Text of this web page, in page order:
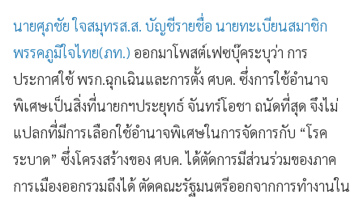
นายศุภชัย ใจสมุทรส.ส. บัญชีรายชื่อ นายทะเบียนสมาชิก
พรรคภูมิใจไทย(ภท.) ออกมาโพสต์เฟซบุ๊คระบุว่า การ
ประกาศใช้พรก.ฉุกเฉินและการตั้ง ศบค. ซึ่งการใช้อํานาจ
พิเศษเป็นสิ่งที่นายกฯประยุทธ์ จันทร์โอชา ถนัดที่สุด จึงไม่
แปลกที่มีการเลือกใช้อํานาจพิเศษในการจัดการกับ “โรค
ระบาด” ซึ่งโครงสร้างของ ศบค.ได้ตัดการมีส่วนร่วมของภาค
การเมืองออกรวมถึงได้ตัดคณะรัฐมนตรีออกจากการทํางานใน